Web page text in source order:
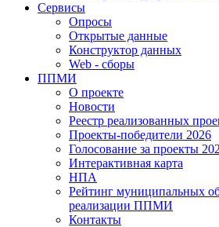
Сервисы
Опросы
Открытые данные
Конструктор данных
Web - сборы
ППМИ
О проекте
Новости
Реестр реализованных
Проекты-победители 2026
Голосование за проекты
Интерактивная карта
НПА
Рейтинг муниципальных
реализации ППМИ
Контакты